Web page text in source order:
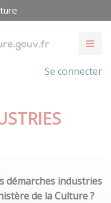
Se connecter
démarches industries
de la Culture ?